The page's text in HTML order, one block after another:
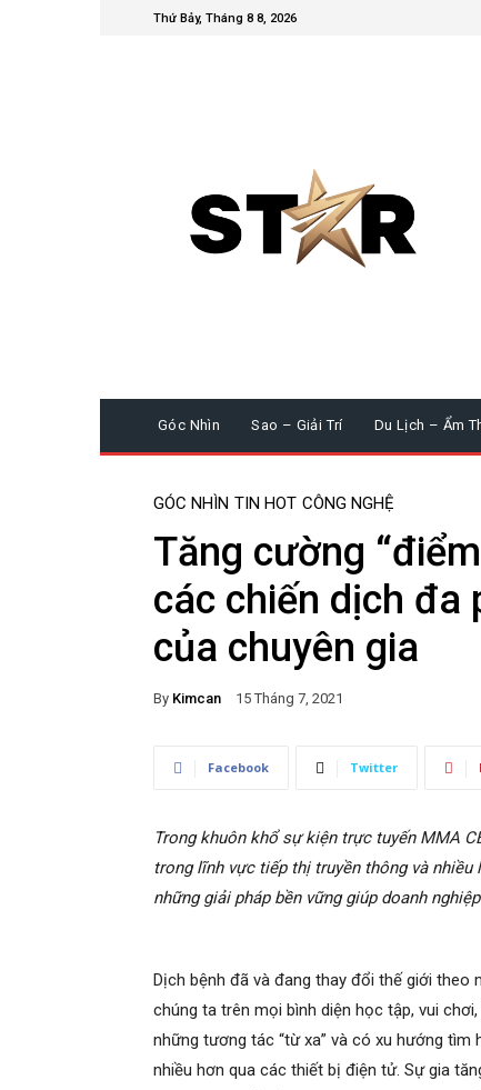
Thứ Bảy, Tháng 8 8, 2026
Góc Nhìn Sao – Giải Trí Du Lịch – Ẩm
GÓC NHÌN TIN HOT CÔNG NGHỆ
Tăng cường
các chiến dịch đa
của chuyên gia
By Kimcan 15 Tháng 7, 2021
Facebook Twitter
Trong khuôn khổ sự kiện trực tuyến MMA
trong lĩnh vực tiếp thị truyền thông và
những giải pháp bền vững giúp doanh
Dịch bệnh đã và đang thay đổi thế giới
chúng ta trên mọi bình diện học tập, vui
những tương tác “từ xa” và có xu hướng
nhiều hơn qua các thiết bị điện tử. Sự gia